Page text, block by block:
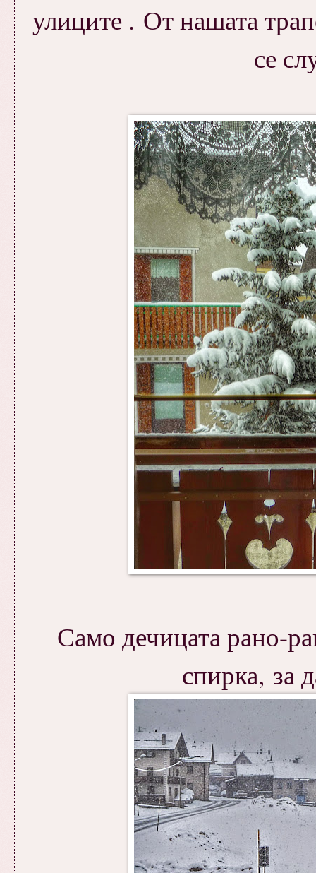
улиците . От нашата
се
Само дечицата рано-
спирка, за